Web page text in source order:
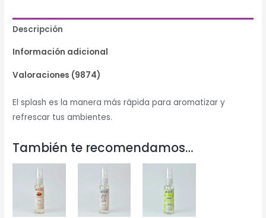
Descripción
Información adicional
Valoraciones (9874)
El splash es la manera más rápida para aromatizar y
refrescar tus ambientes.
También te recomendamos…